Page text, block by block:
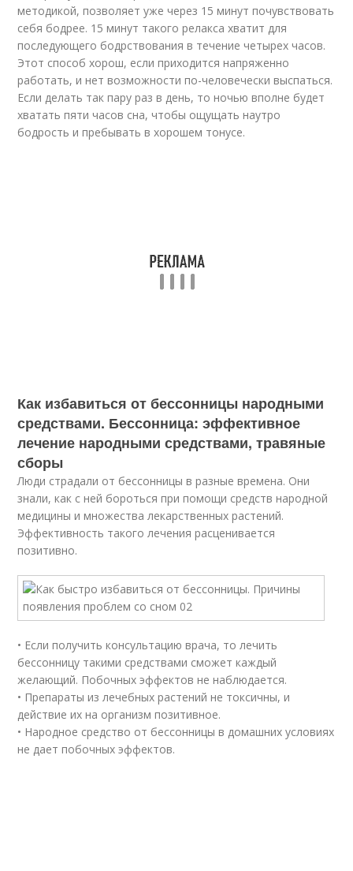
методикой, позволяет уже через 15 минут почувствовать
себя бодрее. 15 минут такого релакса хватит для
последующего бодрствования в течение четырех часов.
Этот способ хорош, если приходится напряженно
работать, и нет возможности по-человечески выспаться.
Если делать так пару раз в день, то ночью вполне будет
хватать пяти часов сна, чтобы ощущать наутро
бодрость и пребывать в хорошем тонусе.
Как избавиться от бессонницы народными
средствами. Бессонница: эффективное
лечение народными средствами, травяные
сборы
Люди страдали от бессонницы в разные времена. Они
знали, как с ней бороться при помощи средств народной
медицины и множества лекарственных растений.
Эффективность такого лечения расценивается
позитивно.
• Если получить консультацию врача, то лечить
бессонницу такими средствами сможет каждый
желающий. Побочных эффектов не наблюдается.
• Препараты из лечебных растений не токсичны, и
действие их на организм позитивное.
• Народное средство от бессонницы в домашних условиях
не дает побочных эффектов.